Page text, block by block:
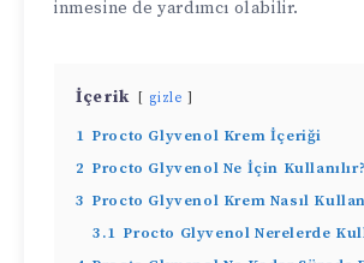
inmesine de yardımcı olabilir.
İçerik gizle
1 Procto Glyvenol Krem İçeriği
2 Procto Glyvenol Ne İçin Kullanılır?
3 Procto Glyvenol Krem Nasıl
3.1 Procto Glyvenol Nerelerde